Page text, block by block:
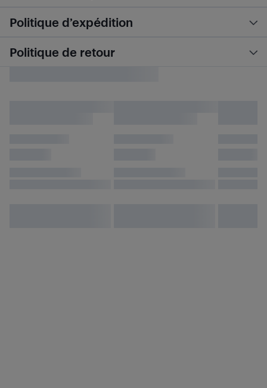
Politique d’expédition
Politique de retour